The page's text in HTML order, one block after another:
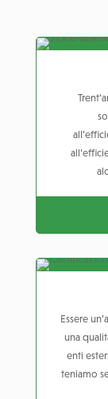
Essere
una
enti
teniamo